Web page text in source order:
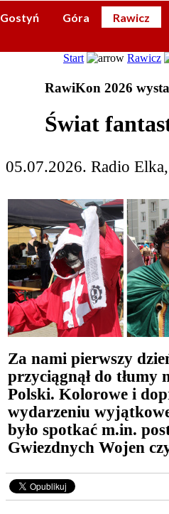
Gostyń Góra Rawicz
Start Rawicz
RawiKon 2026
Świat
05.07.2026. Radio
Za nami pierwszy
przyciągnął do tłumy
Polski. Kolorowe i
wydarzeniu
było spotkać m.in.
Gwiezdnych Wojen